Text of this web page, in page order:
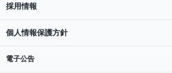
採用情報
個人情報保護方針
電子公告